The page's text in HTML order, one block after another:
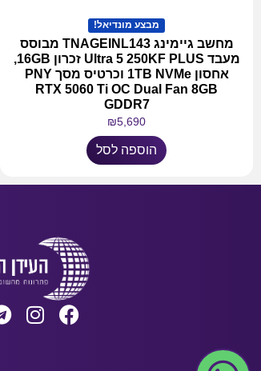
מבצע מונדיאל!
מחשב גיימינג TNAGEINL143 מבוסס
מעבד Ultra 5 250KF PLUS זכרון 16GB,
אחסון 1TB NVMe וכרטיס מסך PNY
RTX 5060 Ti OC Dual Fan 8GB
GDDR7
₪5,690
הוספה לסל